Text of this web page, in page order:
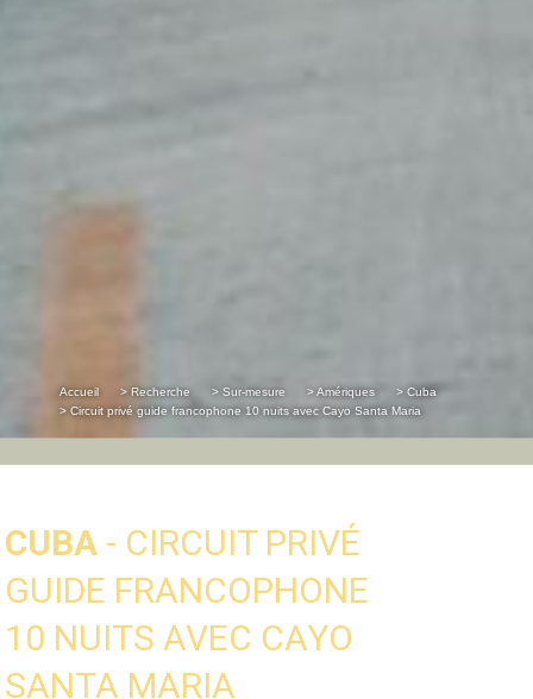
Accueil > Recherche > Sur-mesure > Amériques
> Cuba
> Circuit privé guide francophone 10 nuits avec Cayo Santa Maria
CUBA - CIRCUIT PRIVÉ
GUIDE FRANCOPHONE
10 NUITS AVEC CAYO
SANTA MARIA